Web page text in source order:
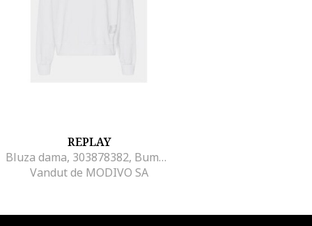
REPLAY
Bluza dama, 303878382, Bumbac, Alb, Alb
Vandut de MODIVO SA